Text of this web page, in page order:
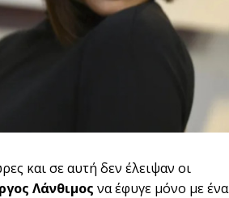
και σε αυτή δεν έλειψαν οι
Λάνθιμος να έφυγε μόνο με ένα